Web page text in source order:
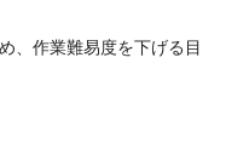
、作業難易度を下げる目